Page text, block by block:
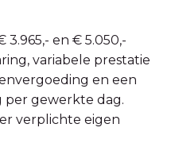
en € 5.050,-
variabele prestatie
en een
per gewerkte dag.
verplichte eigen